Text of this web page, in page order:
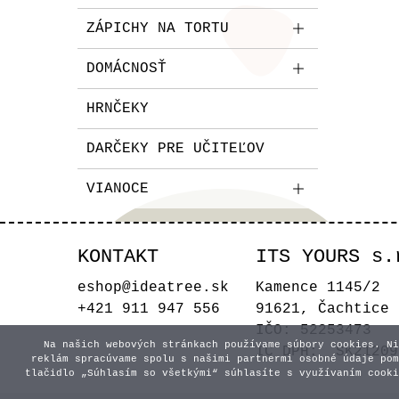
ZÁPICHY NA TORTU
DOMÁCNOSŤ
HRNČEKY
DARČEKY PRE UČITEĽOV
VIANOCE
KONTAKT
eshop@ideatree.sk
+421 911 947 556
ITS YOURS
Kamence 1145/2
91621, Čachtice
IČO: 52253473
IČ DPH:
Na našich webových stránkach používame súbory
reklám spracúvame spolu s našimi partnermi osobné údaje
tlačidlo „Súhlasím so všetkými“ súhlasíte s využívaním